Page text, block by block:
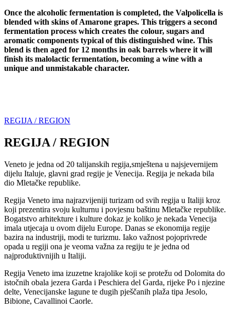
Once the alcoholic fermentation is completed, the Valpolicella is
blended with skins of Amarone grapes. This triggers a second
fermentation process which creates the colour, sugars and
aromatic components typical of this distinguished wine. This
blend is then aged for 12 months in oak barrels where it will
finish its malolactic fermentation, becoming a wine with a
unique and unmistakable character.
REGIJA / REGION
REGIJA / REGION
Veneto je jedna od 20 talijanskih regija,smještena u najsjevernijem
dijelu Italuje, glavni grad regije je Venecija. Regija je nekada bila
dio Mletačke republike.
Regija Veneto ima najrazvijeniji turizam od svih regija u Italiji kroz
koji prezentira svoju kulturnu i povjesnu baštinu Mletačke republike.
Bogatstvo arhitekture i kulture dokaz je koliko je nekada Venecija
imala utjecaja u ovom dijelu Europe. Danas se ekonomija regije
bazira na industriji, modi te turizmu. Iako važnost pojoprivrede
opada u regiji ona je veoma važna za regiju te je jedna od
najproduktivnijih u Italiji.
Regija Veneto ima izuzetne krajolike koji se protežu od Dolomita do
istočnih obala jezera Garda i Peschiera del Garda, rijeke Po i njezine
delte, Venecijanske lagune te dugih pješčanih plaža tipa Jesolo,
Bibione, Cavallinoi Caorle.